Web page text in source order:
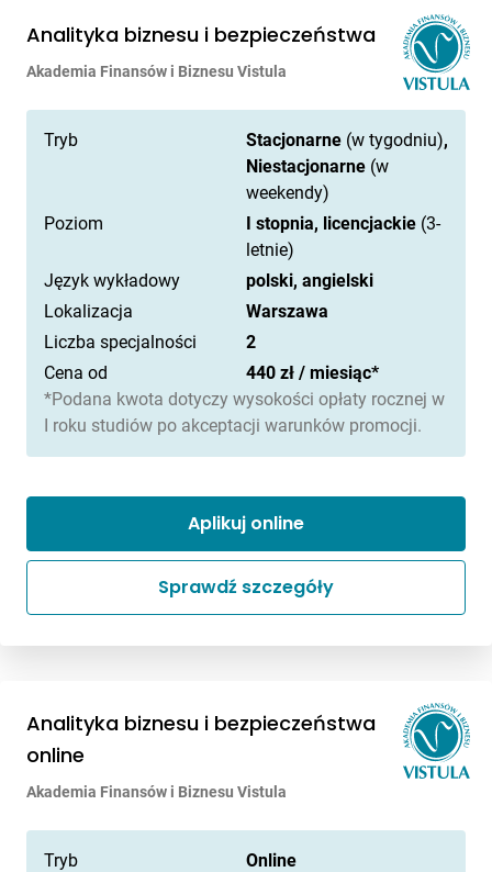
Analityka biznesu i bezpieczeństwa
Akademia Finansów i Biznesu Vistula
Tryb Stacjonarne (w tygodniu),
Niestacjonarne (w
weekendy)
Poziom
I stopnia, licencjackie (3-
letnie)
Język wykładowy
polski, angielski
Lokalizacja
Warszawa
Liczba specjalności
2
Cena od
440 zł / miesiąc*
*Podana kwota dotyczy wysokości opłaty rocznej w
I roku studiów po akceptacji warunków promocji.
Aplikuj online
Sprawdź szczegóły
Analityka biznesu i bezpieczeństwa
online
Akademia Finansów i Biznesu Vistula
Tryb
Online